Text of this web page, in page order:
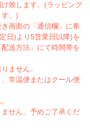
致します。(ラッピング
。)
画面の「通信欄」に希
日)より5営業日以降)を
送方法」にて時間帯を
ません。
常温便またはクール便
せん。予めご了承くだ